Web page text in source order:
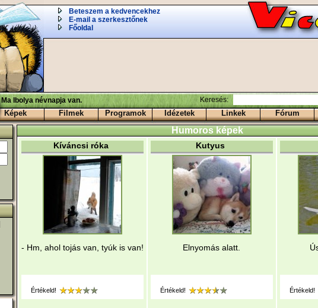
Beteszem a kedvencekhez
E-mail a szerkesztőnek
Főoldal
Ma Ibolya névnapja van. Keresés:
Képek Filmek Programok Idézetek Linkek Fórum
Humoros képek
Kíváncsi róka
- Hm, ahol tojás van, tyúk is van!
Értékeld!
Kutyus
Elnyomás alatt.
Értékeld! Értékeld!